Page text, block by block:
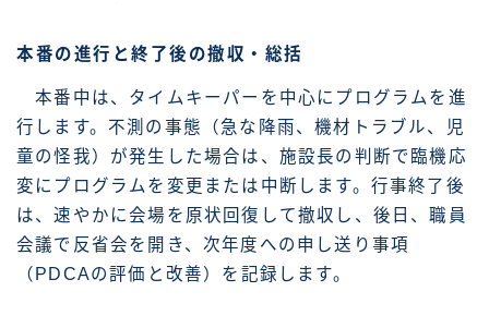
本番の進行と終了後の撤収・総括
本番中は、タイムキーパーを中心にプログラムを進
行します。不測の事態（急な降雨、機材トラブル、児
童の怪我）が発生した場合は、施設長の判断で臨機応
変にプログラムを変更または中断します。行事終了後
は、速やかに会場を原状回復して撤収し、後日、職員
会議で反省会を開き、次年度への申し送り事項
（PDCAの評価と改善）を記録します。